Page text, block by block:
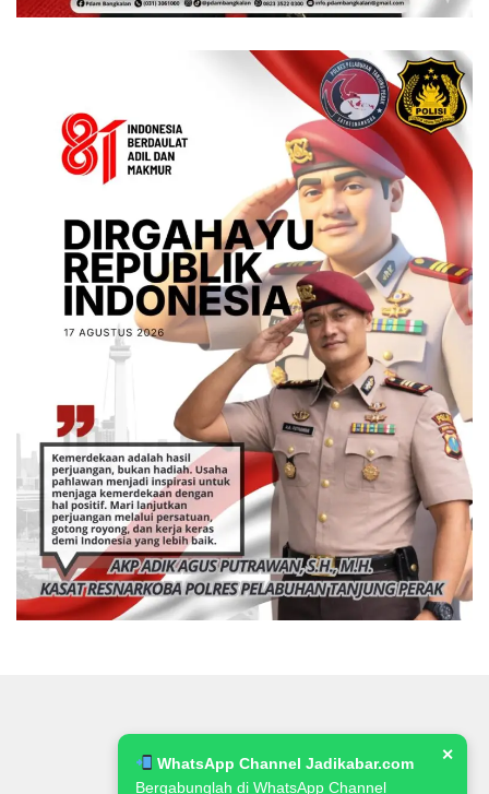
WhatsApp Channel Jadikabar.com
Bergabunglah di WhatsApp Channel
✕